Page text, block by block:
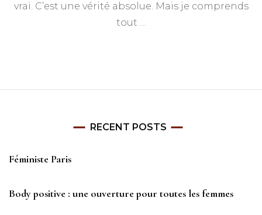
vrai. C’est une vérité absolue. Mais je comprends
tout …
RECENT POSTS
Féministe Paris
Body positive : une ouverture pour toutes les femmes